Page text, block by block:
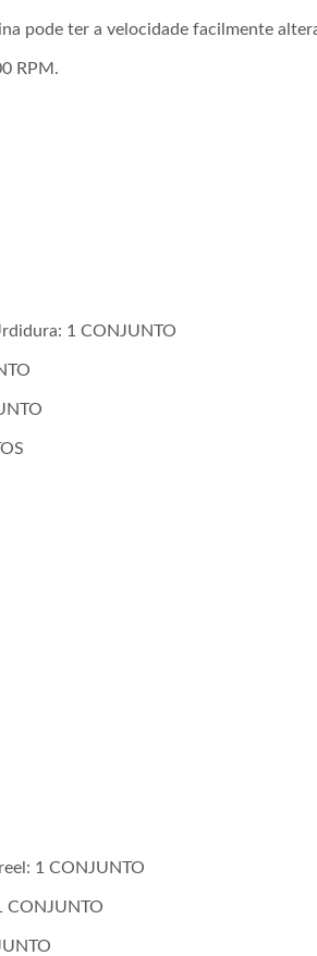
pode ter a velocidade facilmente
RPM.
1 CONJUNTO
1 CONJUNTO
CONJUNTO
Máquina De Tricô De 6